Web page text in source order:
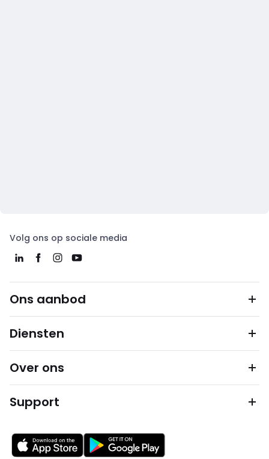
Volg ons op sociale media
Ons aanbod
Diensten
Over ons
Support